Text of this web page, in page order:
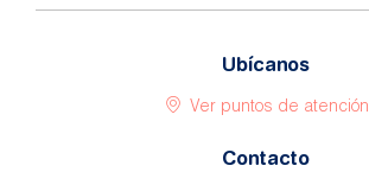
Ubícanos
Ver puntos de atención
Contacto